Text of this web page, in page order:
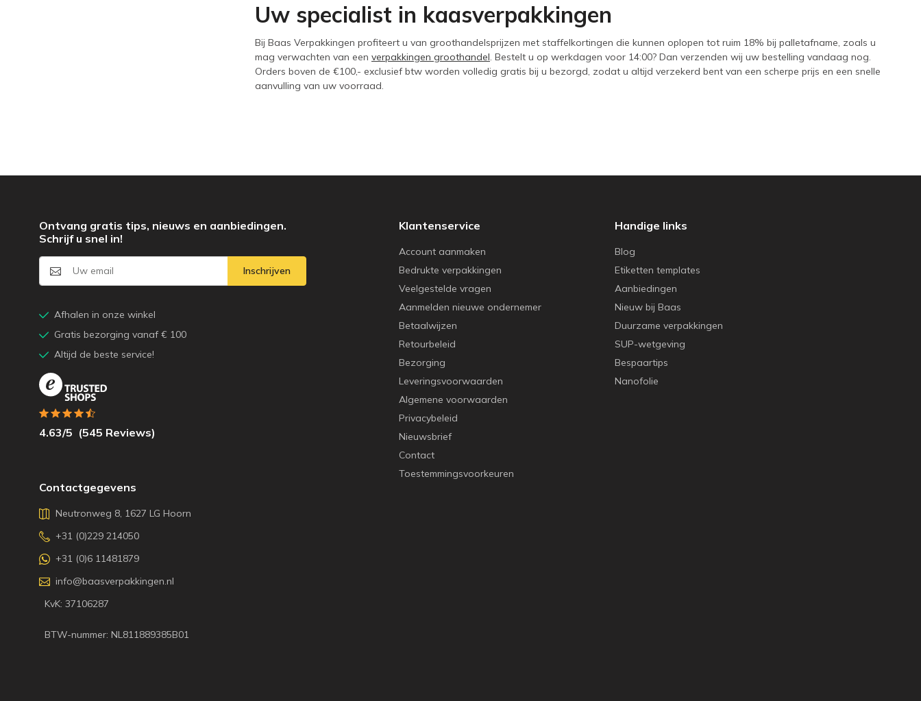
Uw specialist in kaasverpakkingen
Bij Baas Verpakkingen profiteert u van groothandelsprijzen met staffelkortingen die kunnen oplopen tot ruim 18% bij palletafname, zoals u
mag verwachten van een verpakkingen groothandel. Bestelt u op werkdagen voor 14:00? Dan verzenden wij uw bestelling vandaag nog.
Orders boven de €100,- exclusief btw worden volledig gratis bij u bezorgd, zodat u altijd verzekerd bent van een scherpe prijs en een snelle
aanvulling van uw voorraad.
Klantenservice
Account aanmaken
Bedrukte verpakkingen
Veelgestelde vragen
Aanmelden nieuwe ondernemer
Betaalwijzen
Retourbeleid
Bezorging
Leveringsvoorwaarden
Algemene voorwaarden
Privacybeleid
Nieuwsbrief
Contact
Toestemmingsvoorkeuren
Handige links
Blog
Etiketten templates
Aanbiedingen
Nieuw bij Baas
Duurzame verpakkingen
SUP-wetgeving
Bespaartips
Nanofolie
Contactgegevens
Neutronweg 8, 1627 LG Hoorn
+31 (0)229 214050
+31 (0)6 11481879
info@baasverpakkingen.nl
KvK: 37106287
BTW-nummer: NL811889385B01
Ontvang gratis tips, nieuws en aanbiedingen.
Schrijf u snel in!
Inschrijven
Afhalen in onze winkel
Gratis bezorging vanaf € 100
Altijd de beste service!
4.63/5 (545 Reviews)